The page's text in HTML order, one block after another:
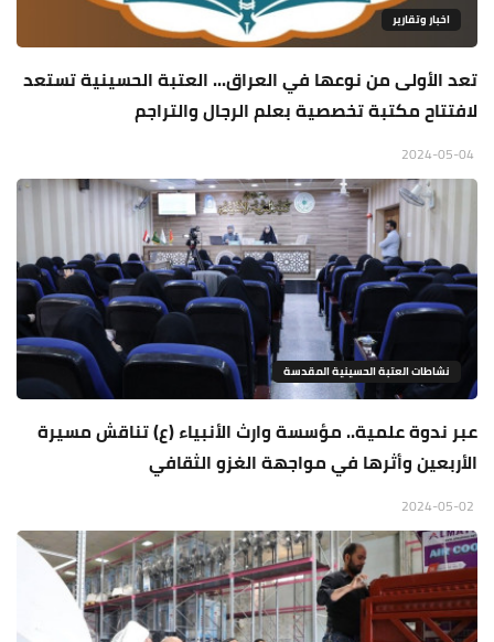
اخبار وتقارير
تعد الأولى من نوعها في العراق... العتبة الحسينية تستعد
لافتتاح مكتبة تخصصية بعلم الرجال والتراجم
نشاطات العتبة الحسينية المقدسة
عبر ندوة علمية.. مؤسسة وارث الأنبياء (ع) تناقش مسيرة
الأربعين وأثرها في مواجهة الغزو الثقافي